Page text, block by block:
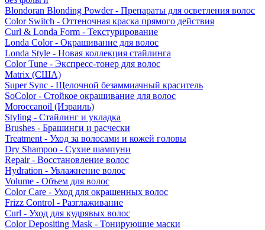
Blondoran Blonding Powder - Препараты для осветления волос
Color Switch - Оттеночная краска прямого действия
Curl & Londa Form - Текстурирование
Londa Color - Окрашивание для волос
Londa Style - Новая коллекция стайлинга
Color Tune - Экспресс-тонер для волос
Matrix (США)
Super Sync - Щелочной безаммиачный краситель
SoColor - Стойкое окрашивание для волос
Moroccanoil (Израиль)
Styling - Стайлинг и укладка
Brushes - Брашинги и расчески
Treatment - Уход за волосами и кожей головы
Dry Shampoo - Сухие шампуни
Repair - Восстановление волос
Hydration - Увлажнение волос
Volume - Объем для волос
Color Care - Уход для окрашенных волос
Frizz Control - Разглаживание
Curl - Уход для кудрявых волос
Color Depositing Mask - Тонирующие маски